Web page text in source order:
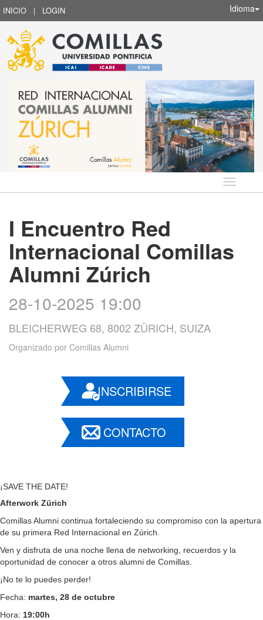
INICIO | LOGIN Idioma
Idioma
I Encuentro Red
Internacional Comillas
Alumni Zúrich
28-10-2025 19:00
BLEICHERWEG 68, 8002 ZÜRICH, SUIZA
Organizado por Comillas Alumni
INSCRIBIRSE
CONTACTO
¡SAVE THE DATE!
Afterwork Zürich
Comillas Alumni continua fortaleciendo su compromiso con la apertura
de su primera Red Internacional en Zúrich.
Ven y disfruta de una noche llena de networking, recuerdos y la
oportunidad de conocer a otros alumni de Comillas.
¡No te lo puedes perder!
Fecha: martes, 28 de octubre
Hora: 19:00h